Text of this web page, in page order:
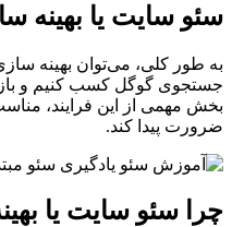
سئو سایت یا بهینه
به طور کلی، می‌توان بهینه
جستجوی گوگل کسب کنیم و
بخش مهمی از این فرایند،
ضرورت پیدا کند.
چرا سئو سایت یا